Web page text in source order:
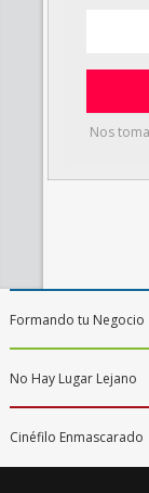
Nos
Formando tu Negocio
No Hay Lugar Lejano
Cinéfilo Enmascarado